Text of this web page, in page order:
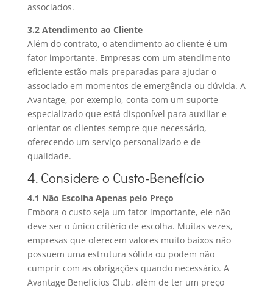
associados.
3.2 Atendimento ao Cliente
Além do contrato, o atendimento ao cliente é um
fator importante. Empresas com um atendimento
eficiente estão mais preparadas para ajudar o
associado em momentos de emergência ou dúvida. A
Avantage, por exemplo, conta com um suporte
especializado que está disponível para auxiliar e
orientar os clientes sempre que necessário,
oferecendo um serviço personalizado e de
qualidade.
4. Considere o Custo-Benefício
4.1 Não Escolha Apenas pelo Preço
Embora o custo seja um fator importante, ele não
deve ser o único critério de escolha. Muitas vezes,
empresas que oferecem valores muito baixos não
possuem uma estrutura sólida ou podem não
cumprir com as obrigações quando necessário. A
Avantage Benefícios Club, além de ter um preço